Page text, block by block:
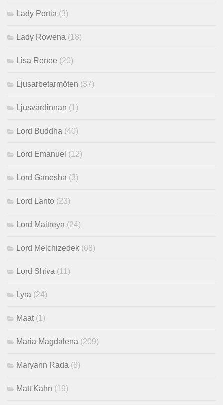
Lady Portia (3)
Lady Rowena (18)
Lisa Renee (20)
Ljusarbetarmöten (37)
Ljusvärdinnan (1)
Lord Buddha (40)
Lord Emanuel (12)
Lord Ganesha (3)
Lord Lanto (23)
Lord Maitreya (24)
Lord Melchizedek (68)
Lord Shiva (11)
Lyra (24)
Maat (1)
Maria Magdalena (209)
Maryann Rada (8)
Matt Kahn (19)